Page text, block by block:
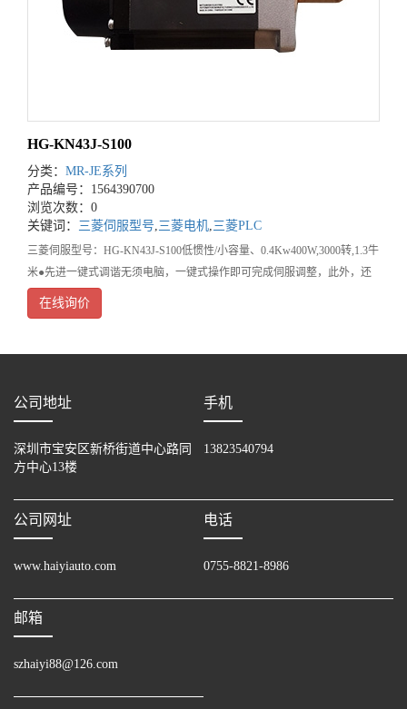
HG-KN43J-S100
分类： MR-JE系列
产品编号：1564390700
浏览次数：0
关键词： 三菱伺服型号,三菱电机,三菱PLC
三菱伺服型号：HG-KN43J-S100低惯性/小容量、0.4Kw400W,3000转,1.3牛
米●先进一键式调谐无须电脑，一键式操作即可完成伺服调整，此外，还
可自动调整振动抑制控制及鲁棒滤波器。●瞬停耐量增大配有瞬
在线询价
公司地址
深圳市宝安区新桥街道中心路同
方中心13楼
手机
13823540794
公司网址
www.haiyiauto.com
电话
0755-8821-8986
邮箱
szhaiyi88@126.com